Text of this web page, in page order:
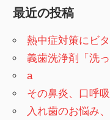
最近の投稿
熱中症対策にビ
義歯洗浄剤「洗
a
その鼻炎、口呼
入れ歯のお悩み